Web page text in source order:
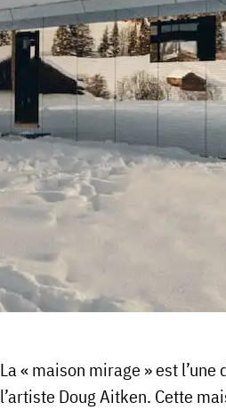
La « maison mirage » est
l’artiste Doug Aitken. Cette